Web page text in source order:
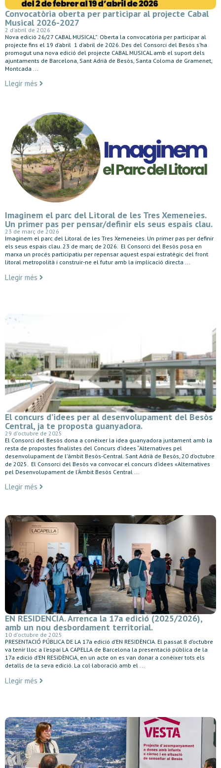
Convocatòria oberta per participar al projecte Cabal
Musical 2026-2027
2 d'abril de 2026
Nova edició 26/27 CABAL MUSICAL”. Oberta la convocatòria per participar al
projecte fins el 19 d’abril 1 d’abril de 2026. Des del Consorci del Besòs s’ha
promogut una nova edició del projecte CABAL MUSICAL amb el suport dels
ajuntaments de Barcelona, Sant Adrià de Besòs, Santa Coloma de Gramenet,
Montcada ...
Llegir més
Imaginem el parc del Litoral de les Tres Xemeneies.
Un primer pas per pensar/definir els seus espais clau.
23 de març de 2026
Imaginem el parc del Litoral de les Tres Xemeneies. Un primer pas per definir
els seus espais clau. 23 de març de 2026. El Consorci del Besòs posa en
marxa un procés participatiu per repensar aquest espai estratègic del front
litoral metropolità i construir-ne el futur amb la implicació directa ...
Llegir més
El concurs d’idees per al desenvolupament del Besòs
Central, ja te proposta guanyadora.
29 d'octubre de 2025
El Consorci del Besòs dona a conèixer la idea guanyadora juntament amb la
resta de propostes finalistes del Concurs d’idees “Alternatives pel
desenvolupament de l’àmbit Besòs-Central. Sant Adrià de Besòs, 20 d’octubre
de 2025. El Consorci del Besòs va convocar el concurs d’idees «Alternatives
pel Desenvolupament de l’Àmbit Besòs Central ...
Llegir més
EN RESIDENCIA. Arrenca la 17a edició (2025/2026),
amb un nou desbordament territorial.
10 d'octubre de 2025
PRESENTACIÓ PÚBLICA DE LA 17a edició d’EN RESIDÈNCIA. El passat 8 d’octubre
va tenir lloc a l’espai LA CAPELLA de Barcelona la presentació pública de la
17a edició d’EN RESiDÈNCiA, en un acte on es van donar a conèixer tots els
detalls de la seva edició. La col·laboració amb el ...
Llegir més